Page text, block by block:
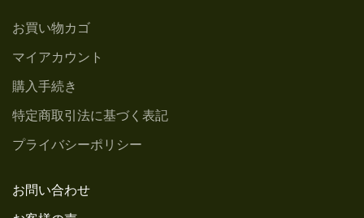
お買い物カゴ
マイアカウント
購入手続き
特定商取引法に基づく表記
プライバシーポリシー
お問い合わせ